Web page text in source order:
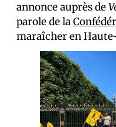
annonce auprès de
parole de la
maraîcher en